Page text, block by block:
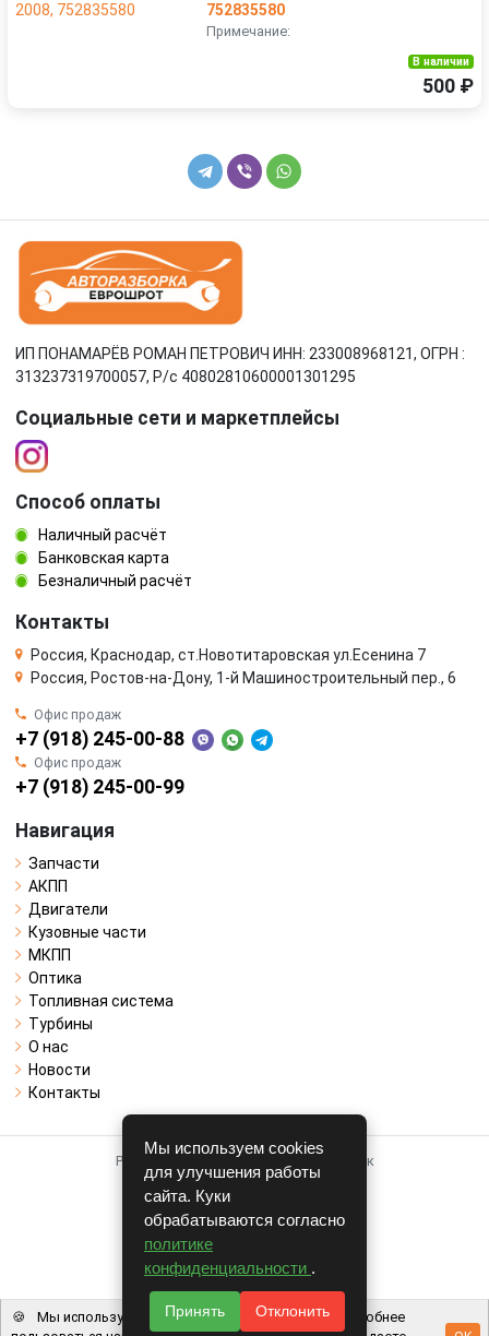
752835580
Примечание:
В наличии
500 ₽
ИП ПОНАМАРЁВ РОМАН ПЕТРОВИЧ ИНН: 233008968121, ОГРН :
313237319700057, Р/c 40802810600001301295
Социальные сети и маркетплейсы
Способ оплаты
Наличный расчёт
Банковская карта
Безналичный расчёт
Контакты
Россия, Краснодар, ст.Новотитаровская ул.Есенина 7
Россия, Ростов-на-Дону, 1-й Машиностроительный пер., 6
Офис продаж
+7 (918) 245-00-88
Офис продаж
+7 (918) 245-00-99
Навигация
Запчасти
АКПП
Двигатели
Кузовные части
МКПП
Оптика
Топливная система
Турбины
О нас
Новости
Контакты
Работает на системе для авторазборок
CARRO.БИЗНЕС
Полная версия
© COPYRIGHT 2026 г.
v1.1.24
Мы используем cookies
для улучшения работы
сайта. Куки
обрабатываются согласно
политике
конфиденциальности .
Принять Отклонить
🍪
Мы используем файлы cookie, чтобы вам было удобнее